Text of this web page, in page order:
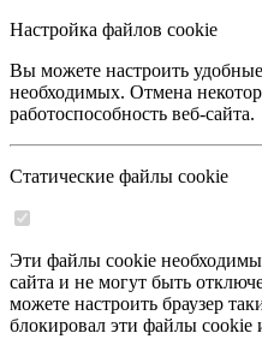
Настройка файлов cookie
Вы можете настроить
необходимых. Отмена
работоспособность веб-сайта.
Статические файлы cookie
Эти файлы cookie
сайта и не могут быть
можете настроить браузер
блокировал эти файлы cookie